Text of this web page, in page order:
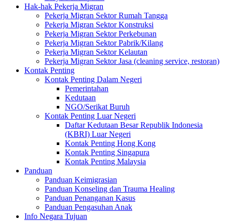
Hak-hak Pekerja Migran
Pekerja Migran Sektor Rumah Tangga
Pekerja Migran Sektor Konstruksi
Pekerja Migran Sektor Perkebunan
Pekerja Migran Sektor Pabrik/Kilang
Pekerja Migran Sektor Kelautan
Pekerja Migran Sektor Jasa (cleaning service, restoran)
Kontak Penting
Kontak Penting Dalam Negeri
Pemerintahan
Kedutaan
NGO/Serikat Buruh
Kontak Penting Luar Negeri
Daftar Kedutaan Besar Republik Indonesia
(KBRI) Luar Negeri
Kontak Penting Hong Kong
Kontak Penting Singapura
Kontak Penting Malaysia
Panduan
Panduan Keimigrasian
Panduan Konseling dan Trauma Healing
Panduan Penanganan Kasus
Panduan Pengasuhan Anak
Info Negara Tujuan